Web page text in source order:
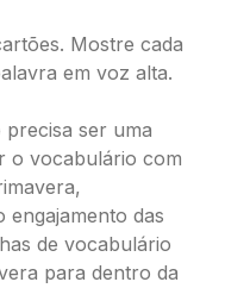
Mostre cada
em voz alta.
ser uma
o vocabulário com
engajamento das
de vocabulário
para dentro da